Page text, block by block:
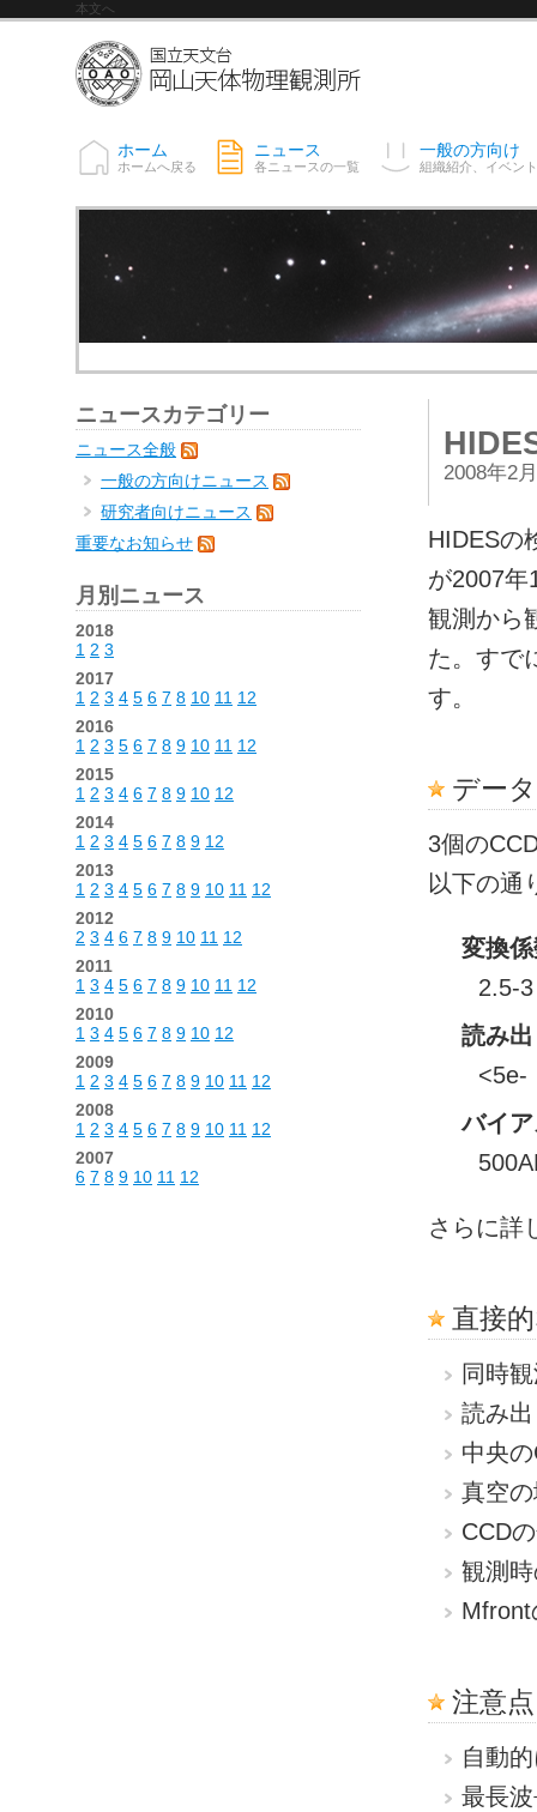
本文へ
ホーム
ホームへ戻る
ニュース
各ニュースの一覧
一般の方向け
組織紹介、イベン
2008年2
HIDESの
が2007年
観測から
た。すで
す。
デー
3個の
以下の通
変換
2.5-
読み
<5e-
バイ
さらに詳
直接
同時
読み
中央
真空
CCD
観測
Mfront
注意点
自動
最長
ニュースカテゴリー
ニュース全般
一般の方向けニュース
研究者向けニュース
重要なお知らせ
月別ニュース
2018
1 2 3
2017
1 2 3 4 5 6 7 8 10 11 12
2016
1 2 3 5 6 7 8 9 10 11 12
2015
1 2 3 4 6 7 8 9 10 12
2014
1 2 3 4 5 6 7 8 9 12
2013
1 2 3 4 5 6 7 8 9 10 11 12
2012
2 3 4 6 7 8 9 10 11 12
2011
1 3 4 5 6 7 8 9 10 11 12
2010
1 3 4 5 6 7 8 9 10 12
2009
1 2 3 4 5 6 7 8 9 10 11 12
2008
1 2 3 4 5 6 7 8 9 10 11 12
2007
6 7 8 9 10 11 12